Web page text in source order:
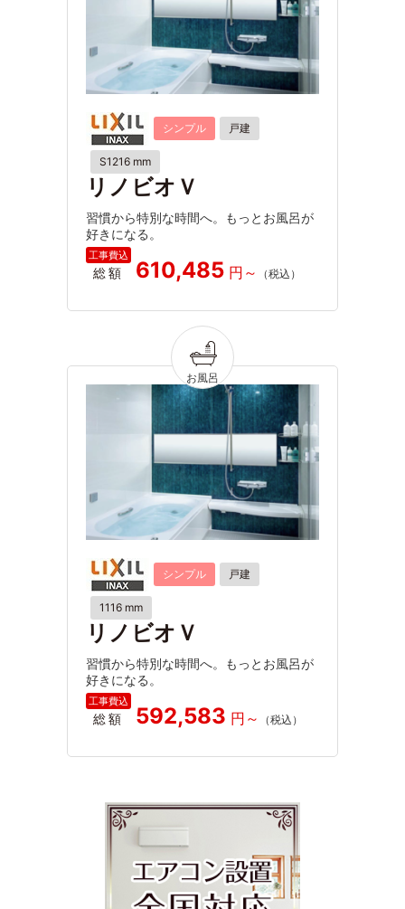
シンプル 戸建
S1216 mm
リノビオＶ
習慣から特別な時間へ。もっとお風呂が
好きになる。
総額 610,485
シンプル 戸建
1116 mm
リノビオＶ
習慣から特別な時間へ。もっとお風呂が
好きになる。
総額 592,583